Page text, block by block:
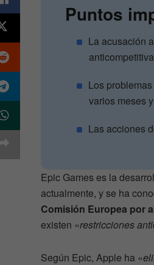
Puntos
La acusación
Los
varios meses
Las acciones
Epic Games es la
actualmente, y se ha
Comisión Europea por
existen «restricciones
Según Epic, Apple ha «